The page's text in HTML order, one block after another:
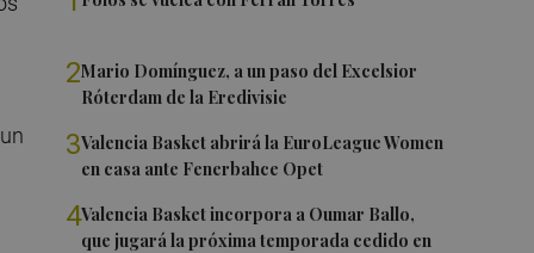
2Mario Domínguez, a un paso del Excelsior
Róterdam de la Eredivisie
3Valencia Basket abrirá la EuroLeague Women
en casa ante Fenerbahce Opet
4Valencia Basket incorpora a Oumar Ballo,
que jugará la próxima temporada cedido en